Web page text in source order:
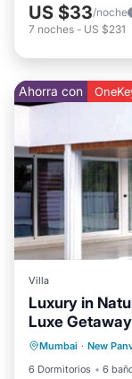
US $33/noche
7 noches - US $231
Ahorra con
Villa
Luxury in
Luxe
Mumbai · New
6 Dormitorios
6
Aire
Apto